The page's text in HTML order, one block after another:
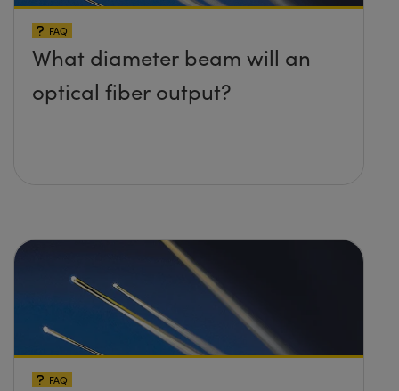
FAQ
What diameter beam will an
optical fiber output?
FAQ